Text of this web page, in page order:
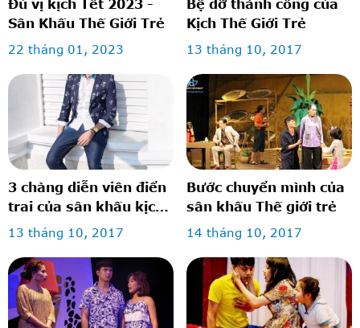
Đủ vị kịch Tết 2023 -
Sân Khấu Thế Giới Trẻ
22 tháng 01, 2023
Bệ đỡ thành công của
Kịch Thế Giới Trẻ
13 tháng 10, 2017
3 chàng diễn viên điển
trai của sân khấu kịch
thế giới trẻ: vừa diễn
hay lại mặc đẹp!
13 tháng 10, 2017
Bước chuyển mình của
sân khấu Thế giới trẻ
14 tháng 10, 2017